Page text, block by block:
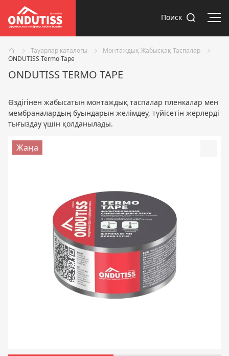
Поиск
Тауарлар каталогы
Монтаждық Жабысқақ Таспалар
ONDUTISS Termo Tape
ONDUTISS TERMO TAPE
Өздігінен жабысатын монтаждық таспалар пленкалар мен
мембраналардың буындарын желімдеу, түйісетін жерлерді
тығыздау үшін қолданылады.
Жаңа